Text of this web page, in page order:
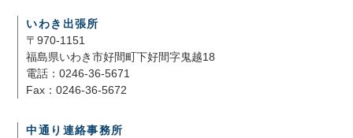
いわき出張所
〒970-1151
福島県いわき市好間町下好間字鬼越18
電話：0246-36-5671
Fax：0246-36-5672
中通り連絡事務所